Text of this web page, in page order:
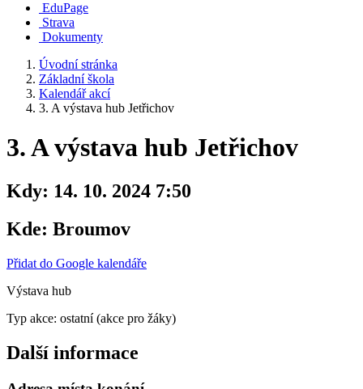
EduPage
Strava
Dokumenty
Úvodní stránka
Základní škola
Kalendář akcí
3. A výstava hub Jetřichov
3. A výstava hub Jetřichov
Kdy: 14. 10. 2024 7:50
Kde: Broumov
Přidat do Google kalendáře
Výstava hub
Typ akce: ostatní (akce pro žáky)
Další informace